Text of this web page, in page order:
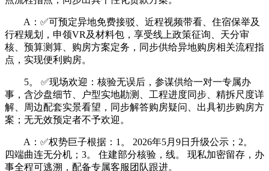
A：✅可预定异地免费接驳、近程视频带看、住宿保举及
行程规划，申领VR及材料包，享受线上政策征询、天分审
核、预算测算、购房方案定务，同步供给异地购房相关流程指
点，实现便利购房。
5。 ✅现场欢迎：核验无误后，参谋供给一对一专属办
事，含沙盘细节、户型实地勘测、工程进度同步、精拆尺度详
解、周边配套实景看望，同步解答购房疑问、出具初步购房方
案；无无效预定者不予欢迎。
A：✅权势巨子根据：1。 2026年5月9日升级公示；2。
四端曲连无分机；3。 住建部分核验，线。 现私加密留存，办
事全程可逃溯，配备专属客服团队跟进。